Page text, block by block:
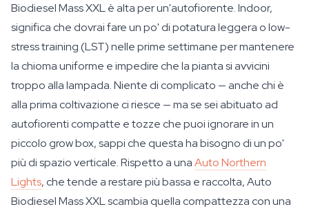
Biodiesel Mass XXL è alta per un'autofiorente. Indoor,
significa che dovrai fare un po' di potatura leggera o low-
stress training (LST) nelle prime settimane per mantenere
la chioma uniforme e impedire che la pianta si avvicini
troppo alla lampada. Niente di complicato — anche chi è
alla prima coltivazione ci riesce — ma se sei abituato ad
autofiorenti compatte e tozze che puoi ignorare in un
piccolo grow box, sappi che questa ha bisogno di un po'
più di spazio verticale. Rispetto a unaAuto Northern
Lights, che tende a restare più bassa e raccolta, Auto
Biodiesel Mass XXL scambia quella compattezza con una